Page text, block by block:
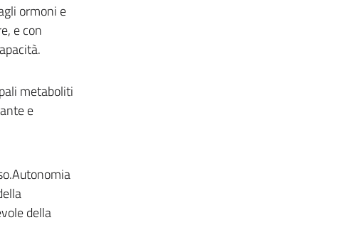
ormoni e
e con
metaboliti
e
della